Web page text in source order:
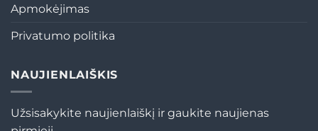
Apmokėjimas
Privatumo politika
NAUJIENLAIŠKIS
Užsisakykite naujienlaiškį ir gaukite naujienas